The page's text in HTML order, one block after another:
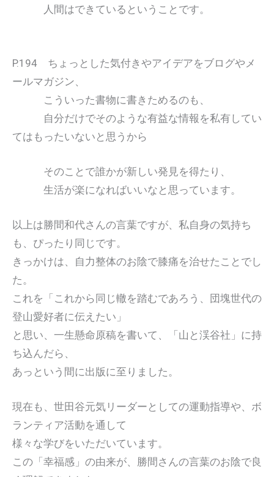
人間はできているということです。
P.194 ちょっとした気付きやアイデアをブログやメ
ールマガジン、
こういった書物に書きためるのも、
自分だけでそのような有益な情報を私有してい
てはもったいないと思うから
そのことで誰かが新しい発見を得たり、
生活が楽になればいいなと思っています。
以上は勝間和代さんの言葉ですが、私自身の気持ち
も、ぴったり同じです。
きっかけは、自力整体のお陰で膝痛を治せたことでし
た。
これを「これから同じ轍を踏むであろう、団塊世代の
登山愛好者に伝えたい」
と思い、一生懸命原稿を書いて、「山と渓谷社」に持
ち込んだら、
あっという間に出版に至りました。
現在も、世田谷元気リーダーとしての運動指導や、ボ
ランティア活動を通して
様々な学びをいただいています。
この「幸福感」の由来が、勝間さんの言葉のお陰で良